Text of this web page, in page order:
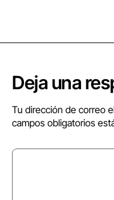
Deja una
Tu dirección de correo
campos obligatorios